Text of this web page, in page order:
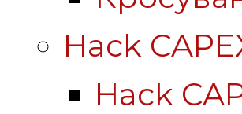
Hack
Hack